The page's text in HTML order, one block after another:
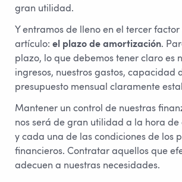
gran utilidad.
Y entramos de lleno en el tercer
artículo: el plazo de amortización.
plazo, lo que debemos tener claro es
ingresos, nuestros gastos, capacidad
presupuesto mensual claramente
Mantener un control de nuestras
nos será de gran utilidad a la hora
y cada una de las condiciones de los
financieros. Contratar aquellos que
adecuen a nuestras necesidades.